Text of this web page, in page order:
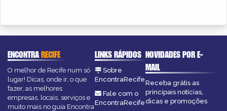
ENCONTRARECIFE
O melhor de Recife num só
lugar! Dicas, onde ir, o que
fazer, as melhores
empresas, locais, serviços e
muito mais no guia Encontra
LINKS RÁPIDOS
Sobre
EncontraRecife
Fale com o
EncontraRecife
NOVIDADES POR E-
MAIL
Receba grátis as
principais notícias,
dicas e promoções